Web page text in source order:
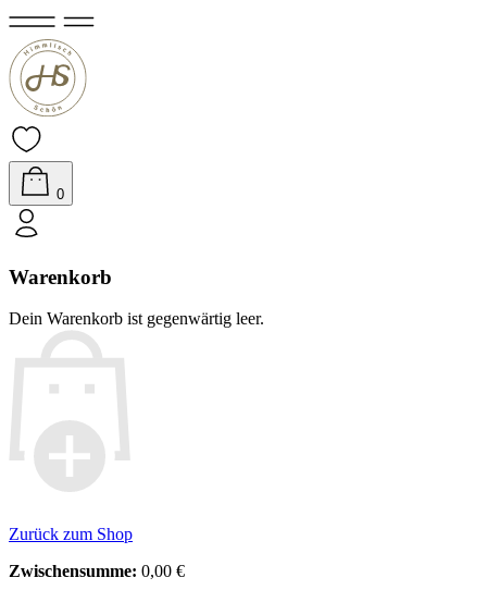
0
Warenkorb
Dein Warenkorb ist gegenwärtig leer.
Zurück zum Shop
Zwischensumme: 0,00 €